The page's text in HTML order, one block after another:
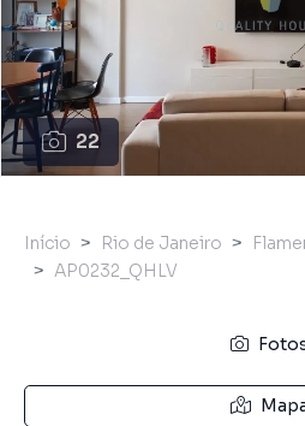
22
Início Rio de Janeiro
AP0232_QHLV